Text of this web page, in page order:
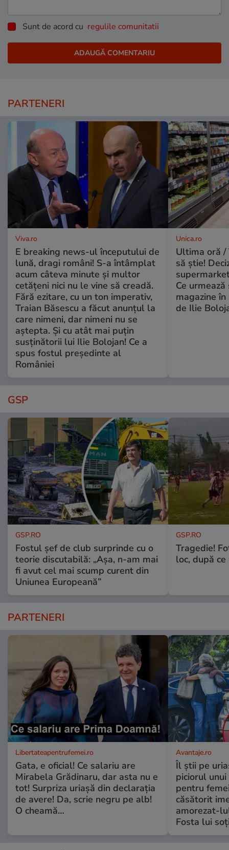
Sunt de acord cu regulile comunitatii
PARTENERI
Viva.ro
E breaking news-ul începutului de
lună, dragi români! S-a întâmplat
acum câteva minute și multor
cetățeni nici nu le vine să creadă.
Fără ezitare, cu un ton imperativ,
Traian Băsescu a făcut anunțul la
care nimeni, dar nimeni nu se
aștepta. Și cu atât mai puțin
susținătorii lui Ilie Bolojan! Ce a
spus fostul președinte al
României
Unica.ro
Ultima oră /
să știe!
Ce
magazine
de Ilie
GSP
GSP.RO
Fostul șef de club surprinde cu o
teorie discutabilă: „Așa, n-am mai
fi avut cel mai scump curent din
Uniunea Europeană”
GSP.RO
Tragedie!
loc, după
PARTENERI
Libertateapentrufemei.ro
Gata, e oficial! Ce salariu are
Mirabela Grădinaru, dar asta nu e
tot! Surpriza uriașă din declarația
de avere! Da, scrie negru pe alb!
O cheamă…
Avantaje.ro
Îl știi pe
piciorul
pentru
căsătorit
amorezat-
Fosta lui